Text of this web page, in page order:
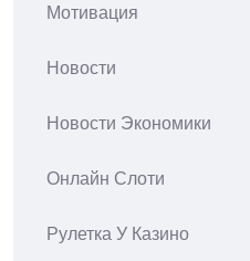
Мотивация
Новости
Новости Экономики
Онлайн Слоти
Рулетка У Казино